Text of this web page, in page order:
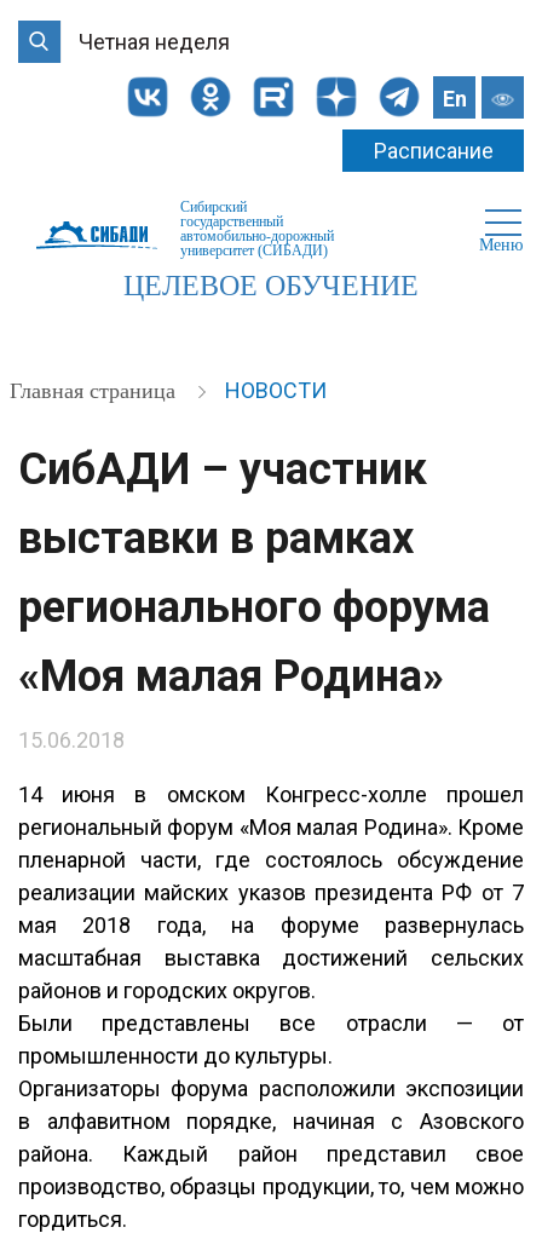
Четная неделя
En
Расписание
Сибирский
государственный
автомобильно-дорожный
университет (СИБАДИ)
Меню
ЦЕЛЕВОЕ ОБУЧЕНИЕ
Главная страница НОВОСТИ
СибАДИ – участник
выставки в рамках
регионального форума
«Моя малая Родина»
15.06.2018
14 июня в омском Конгресс-холле прошел
региональный форум «Моя малая Родина». Кроме
пленарной части, где состоялось обсуждение
реализации майских указов президента РФ от 7
мая 2018 года, на форуме развернулась
масштабная выставка достижений сельских
районов и городских округов.
Были представлены все отрасли — от
промышленности до культуры.
Организаторы форума расположили экспозиции
в алфавитном порядке, начиная с Азовского
района. Каждый район представил свое
производство, образцы продукции, то, чем можно
гордиться.